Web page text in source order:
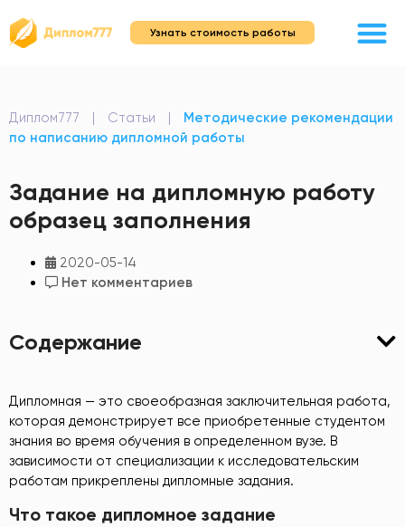
Узнать стоимость работы
Диплом777 | Статьи |
Методические рекомендации
по написанию дипломной работы
Задание на дипломную работу
образец заполнения
2020-05-14
Нет комментариев
Содержание
Дипломная — это своеобразная заключительная работа,
которая демонстрирует все приобретенные студентом
знания во время обучения в определенном вузе. В
зависимости от специализации к исследовательским
работам прикреплены дипломные задания.
Что такое дипломное задание